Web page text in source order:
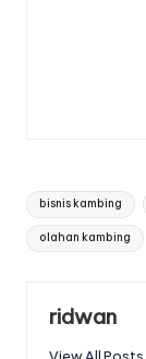
Tags:
bisnis kambing
olahan kambing
ridwan
View All Posts